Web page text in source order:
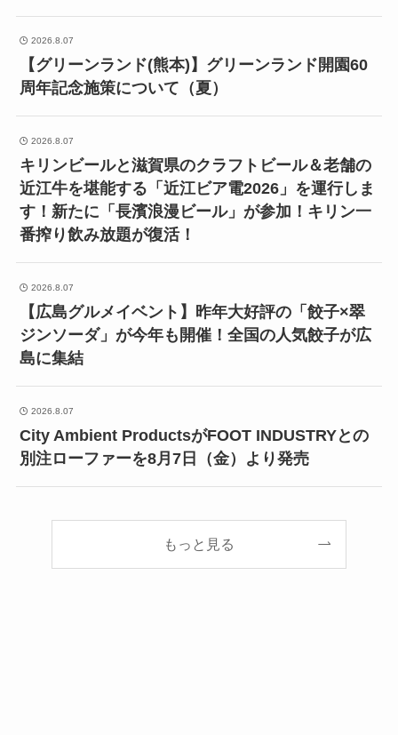
2026.8.07
【グリーンランド(熊本)】グリーンランド開園60
周年記念施策について（夏）
2026.8.07
キリンビールと滋賀県のクラフトビール＆老舗の
近江牛を堪能する「近江ビア電2026」を運行しま
す！新たに「長濱浪漫ビール」が参加！キリン一
番搾り飲み放題が復活！
2026.8.07
【広島グルメイベント】昨年大好評の「餃子×翠
ジンソーダ」が今年も開催！全国の人気餃子が広
島に集結
2026.8.07
City Ambient ProductsがFOOT INDUSTRYとの
別注ローファーを8月7日（金）より発売
もっと見る